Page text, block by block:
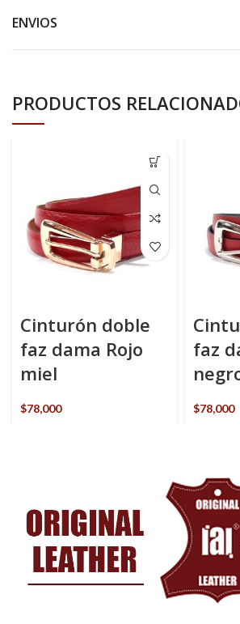
ENVIOS
PRODUCTOS
Cinturón doble
faz dama Rojo
miel
$78,000
faz
$78,000